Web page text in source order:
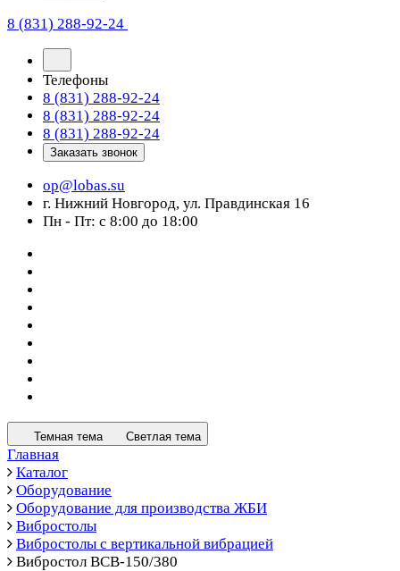
8 (831) 288-92-24
Телефоны
8 (831) 288-92-24
8 (831) 288-92-24
8 (831) 288-92-24
Заказать звонок
op@lobas.su
г. Нижний Новгород, ул. Правдинская 16
Пн - Пт: с 8:00 до 18:00
Темная тема Светлая тема
Главная
Каталог
Оборудование
Оборудование для производства ЖБИ
Вибростолы
Вибростолы с вертикальной вибрацией
Вибростол ВСВ-150/380